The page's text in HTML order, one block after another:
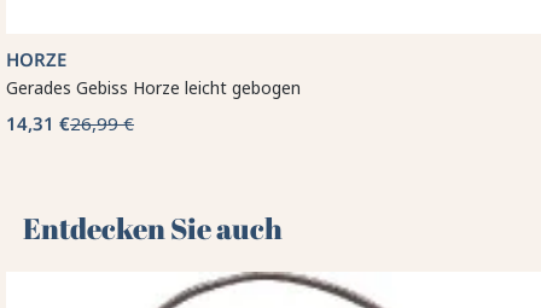
HORZE
Gerades Gebiss Horze leicht gebogen
14,31 €26,99 €
Entdecken Sie auch 🌻